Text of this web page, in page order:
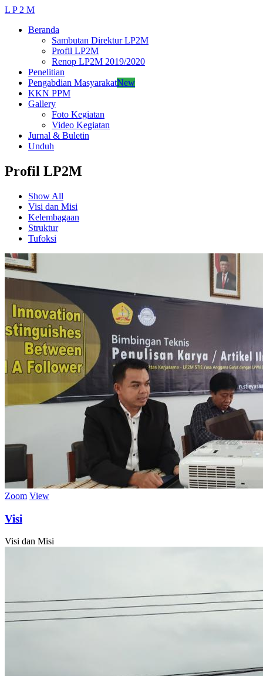
L P 2 M
Beranda
Sambutan Direktur LP2M
Profil LP2M
Renop LP2M 2019/2020
Penelitian
Pengabdian MasyarakatNew
KKN PPM
Gallery
Foto Kegiatan
Video Kegiatan
Jurnal & Buletin
Unduh
Profil LP2M
Show All
Visi dan Misi
Kelembagaan
Struktur
Tufoksi
Zoom View
Visi
Visi dan Misi